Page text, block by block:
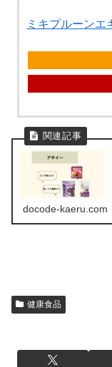
ミキプルーンエ
docode-kaeru.com
健康食品